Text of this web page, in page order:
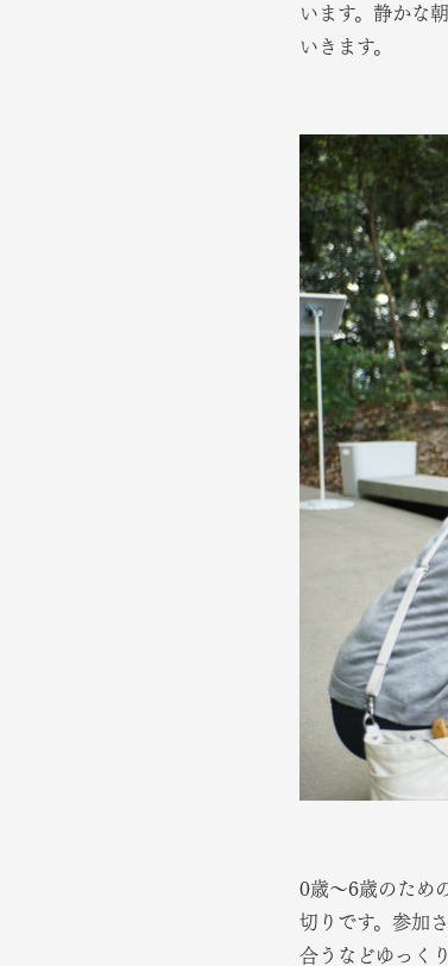
います。静かな
いきます。
0歳～6歳のため
切りです。参加
合うなどゆっく